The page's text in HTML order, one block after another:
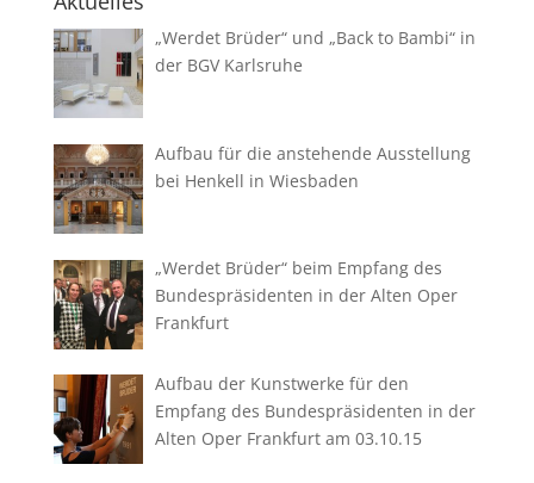
„Werdet Brüder“ und „Back to Bambi“ in
der BGV Karlsruhe
Aufbau für die anstehende Ausstellung
bei Henkell in Wiesbaden
„Werdet Brüder“ beim Empfang des
Bundespräsidenten in der Alten Oper
Frankfurt
Aufbau der Kunstwerke für den
Empfang des Bundespräsidenten in der
Alten Oper Frankfurt am 03.10.15